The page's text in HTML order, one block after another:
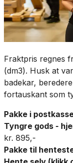
Fraktpris regnes
(dm3). Husk at
badekar,
fortauskant som
Pakke i
Tyngre gods -
kr. 895,-
Pakke til